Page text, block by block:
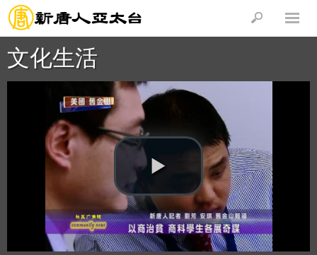
文化生活